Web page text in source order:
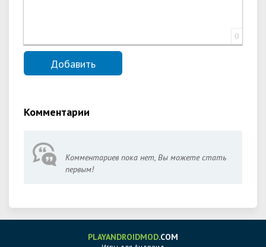
0
Комментарии
Комментариев пока нет, Вы можете стать
первым!
PLAYANDROIDMOD.COM